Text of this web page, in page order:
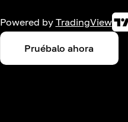
Powered by TradingView
Pruébalo ahora